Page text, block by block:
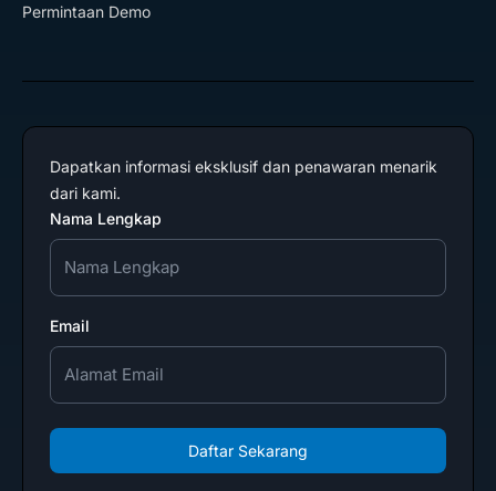
Permintaan Demo
Dapatkan informasi eksklusif dan penawaran menarik
dari kami.
Nama Lengkap
Email
Daftar Sekarang